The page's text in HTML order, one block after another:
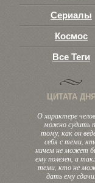
Сериалы
Космос
Все Теги
ЦИТАТА ДНЯ
О характере
можно судить
тому, как он
себя с теми,
ничем не может
ему полезен, а
теми, кто не
дать ему сдачи.